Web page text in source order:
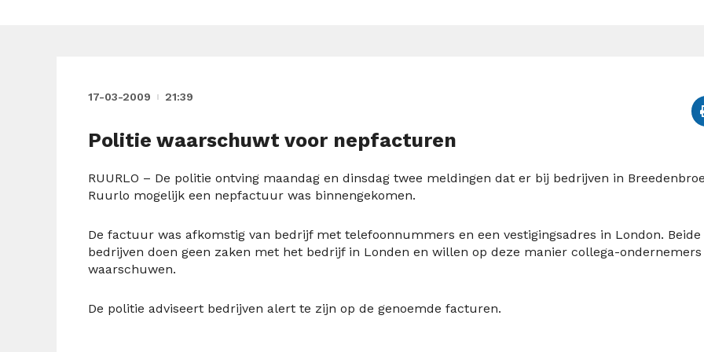
17-03-2009 21:39
Politie waarschuwt voor nepfacturen
RUURLO – De politie ontving maandag en dinsdag twee meldingen dat er bij bedrijven in
Ruurlo mogelijk een nepfactuur was binnengekomen.
De factuur was afkomstig van bedrijf met telefoonnummers en een vestigingsadres in London. Beide
bedrijven doen geen zaken met het bedrijf in Londen en willen op deze manier collega-ondernemers
waarschuwen.
De politie adviseert bedrijven alert te zijn op de genoemde facturen.